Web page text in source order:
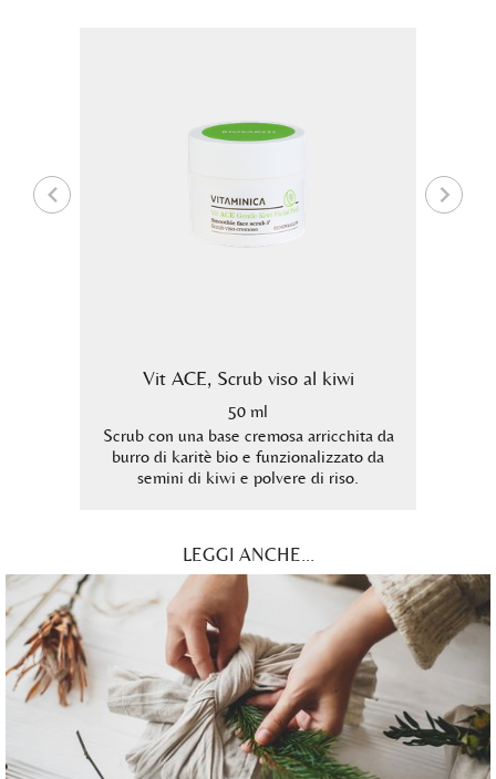
Vit ACE, Scrub viso al kiwi
50 ml
Scrub con una base cremosa arricchita da
burro di karitè bio e funzionalizzato da
semini di kiwi e polvere di riso.
LEGGI ANCHE...